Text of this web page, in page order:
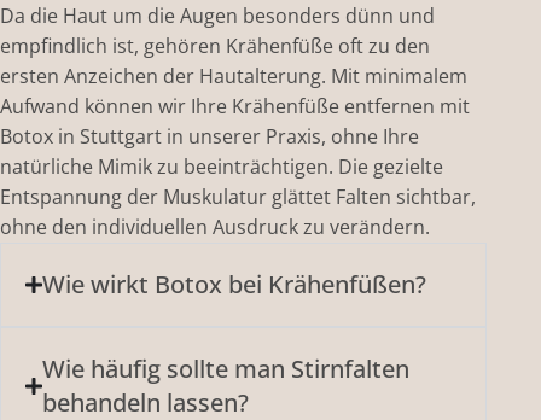
Da die Haut um die Augen besonders dünn und
empfindlich ist, gehören Krähenfüße oft zu den
ersten Anzeichen der Hautalterung. Mit minimalem
Aufwand können wir Ihre Krähenfüße entfernen mit
Botox in Stuttgart in unserer Praxis, ohne Ihre
natürliche Mimik zu beeinträchtigen. Die gezielte
Entspannung der Muskulatur glättet Falten sichtbar,
ohne den individuellen Ausdruck zu verändern.
Wie wirkt Botox bei Krähenfüßen?
Wie häufig sollte man Stirnfalten
behandeln lassen?